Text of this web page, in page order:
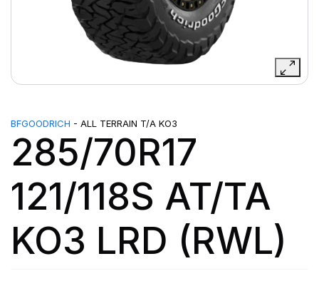
BFGOODRICH - ALL TERRAIN T/A KO3
285/70R17
121/118S AT/TA
KO3 LRD (RWL)